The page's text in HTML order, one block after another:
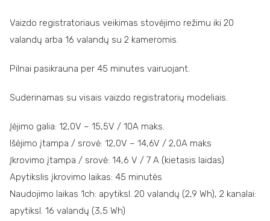
Vaizdo registratoriaus veikimas stovėjimo režimu iki 20
valandų arba 16 valandų su 2 kameromis.
Pilnai pasikrauna per 45 minutes vairuojant.
Suderinamas su visais vaizdo registratorių modeliais.
Įėjimo galia: 12,0V – 15,5V / 10A maks.
Išėjimo įtampa / srovė: 12,0V – 14,6V / 2,0A maks
Įkrovimo įtampa / srovė: 14,6 V / 7 A (kietasis laidas)
Apytikslis įkrovimo laikas: 45 minutės
Naudojimo laikas 1ch: apytiksl. 20 valandų (2,9 Wh), 2 kanalai:
apytiksl. 16 valandų (3,5 Wh)